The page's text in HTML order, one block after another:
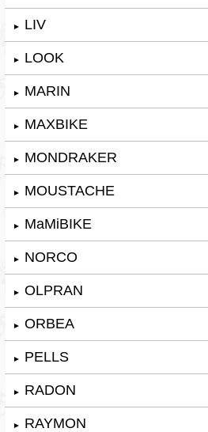
► LIV
► LOOK
► MARIN
► MAXBIKE
► MONDRAKER
► MOUSTACHE
► MaMiBIKE
► NORCO
► OLPRAN
► ORBEA
► PELLS
► RADON
► RAYMON